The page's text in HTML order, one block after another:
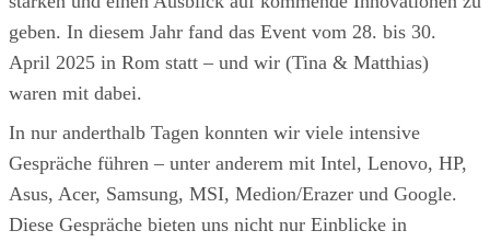
geben. In diesem Jahr fand das Event vom 28. bis 30.
April 2025 in Rom statt – und wir (Tina & Matthias)
waren mit dabei.
In nur anderthalb Tagen konnten wir viele intensive
Gespräche führen – unter anderem mit Intel, Lenovo, HP,
Asus, Acer, Samsung, MSI, Medion/Erazer und Google.
Diese Gespräche bieten uns nicht nur Einblicke in